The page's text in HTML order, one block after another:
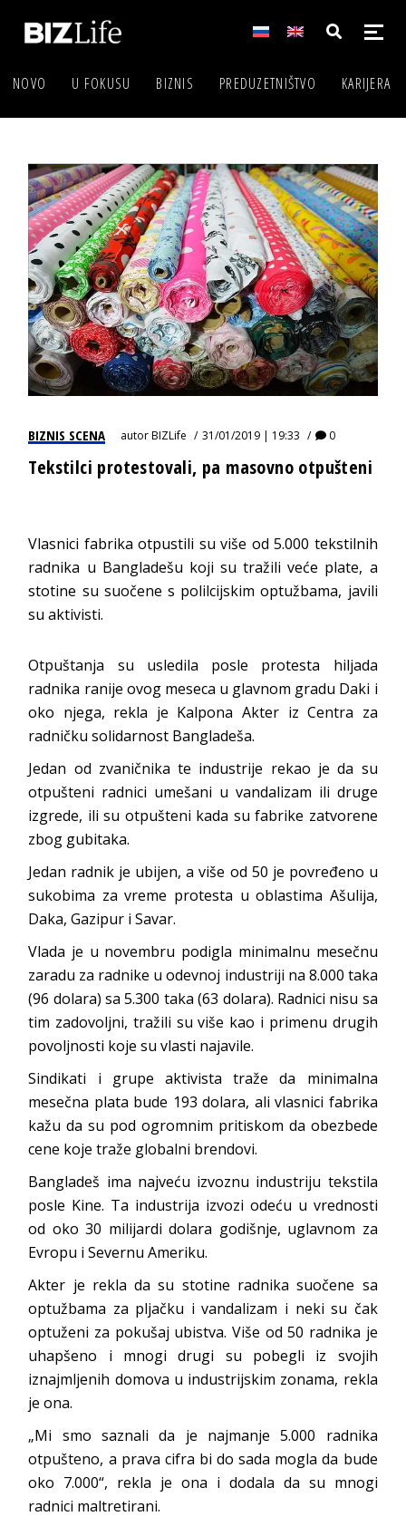
NOVO U FOKUSU BIZNIS PREDUZETNIŠTVO KARIJERA
BIZNIS SCENA autorBIZLife 31/01/2019 | 19:33 0
Tekstilci protestovali, pa masovno otpušteni
Vlasnici fabrika otpustili su više od 5.000 tekstilnih
radnika u Bangladešu koji su tražili veće plate, a
stotine su suočene s polilcijskim optužbama, javili
su aktivisti.
Otpuštanja su usledila posle protesta hiljada
radnika ranije ovog meseca u glavnom gradu Daki i
oko njega, rekla je Kalpona Akter iz Centra za
radničku solidarnost Bangladeša.
Jedan od zvaničnika te industrije rekao je da su
otpušteni radnici umešani u vandalizam ili druge
izgrede, ili su otpušteni kada su fabrike zatvorene
zbog gubitaka.
Jedan radnik je ubijen, a više od 50 je povređeno u
sukobima za vreme protesta u oblastima Ašulija,
Daka, Gazipur i Savar.
Vlada je u novembru podigla minimalnu mesečnu
zaradu za radnike u odevnoj industriji na 8.000 taka
(96 dolara) sa 5.300 taka (63 dolara). Radnici nisu sa
tim zadovoljni, tražili su više kao i primenu drugih
povoljnosti koje su vlasti najavile.
Sindikati i grupe aktivista traže da minimalna
mesečna plata bude 193 dolara, ali vlasnici fabrika
kažu da su pod ogromnim pritiskom da obezbede
cene koje traže globalni brendovi.
Bangladeš ima najveću izvoznu industriju tekstila
posle Kine. Ta industrija izvozi odeću u vrednosti
od oko 30 milijardi dolara godišnje, uglavnom za
Evropu i Severnu Ameriku.
Akter je rekla da su stotine radnika suočene sa
optužbama za pljačku i vandalizam i neki su čak
optuženi za pokušaj ubistva. Više od 50 radnika je
uhapšeno i mnogi drugi su pobegli iz svojih
iznajmljenih domova u industrijskim zonama, rekla
je ona.
„Mi smo saznali da je najmanje 5.000 radnika
otpušteno, a prava cifra bi do sada mogla da bude
oko 7.000“, rekla je ona i dodala da su mnogi
radnici maltretirani.